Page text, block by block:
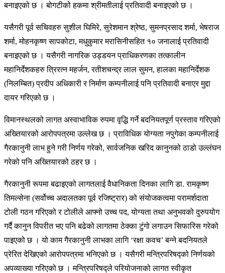
बनाइएको छ । बोगटीको हकमा श्रीमतीलाई प्रतिवादी बनाइएको छ ।
यसैगरी पूर्व सचिवहरु सुशील घिमिरे, सुरेशमान श्रेष्ठ, सुमनप्रसाद शर्मा, भेषराज
शर्मा, मोहनकृष्ण सापकोटा, मधुकुमार मरासिनीसहित १० जनालाई प्रतिवादी
बनाइएको छ । यसैगरी नागरिक उड्डयन प्राधिकरणका तत्कालीन
महानिर्देशकहरु त्रिरत्न महर्जन, रतीशचन्द्र लाल सुमन, हालका महानिर्देशक
(निलम्बित) प्रदीप अधिकारी र निर्माण कम्पनीलाई पनि प्रतिवादी बनाएर मुद्दा
दायर गरिएको छ ।
विमानस्थलको लागत अस्वाभाविक रुपमा वृद्धि गर्ने बदनियतपूर्ण प्रस्ताव गरिएको
अख्तियारको आरोपपत्रमा उल्लेख छ । प्राविधिक योग्यता नपुगेका कम्पनीलाई
गैरकानुनी लाभ हुने गरी निर्णय गरेको, सार्वजनिक खरिद कानुनको ठाडो उल्लंघन
गरेको पनि अख्तियारको ठहर छ ।
गैरकानुनी रूपमा बढाइएको लागतलाई वैधानिकता दिनका लागि डा. रामकृष्ण
तिमल्सेना (सर्वोच्च अदालतका पूर्व रजिष्ट्रार) को संयोजकत्वमा परामर्शदाता
टोली गठन गरिएको र टोलीले आफ्नो उच्च पद, योग्यता तथा अनुभवको दुरुपयोग
गर्दै कानुन विपरीत भए पनि बढेको लागतमा ठेक्का टुंगो लगाउन सिफारिस गरेको
पाइएको छ । यो काम गैरकानुनी लाभका लागि ‘रक्षा कवच’ बन्ने बदनियतले
प्रेरित देखिएको आरोपपत्रमा भनिएको छ । यसैगरी मन्त्रिपरिषद्को निर्णयको
अपव्याख्या गरिएको छ । मन्त्रिपरिषद्ले परियोजनाको लागत स्वीकृत